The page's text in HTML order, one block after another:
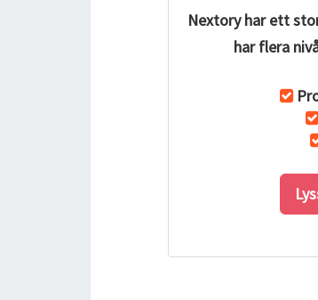
Nextory har ett
har flera